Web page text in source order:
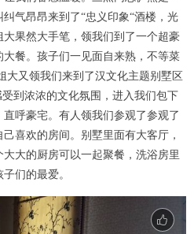
气昂昂来到了“忠义印象“酒楼，光
果然大手笔，领我们到了一个超豪
餐。孩子们一见面自来熟，不等菜
大又领我们来到了汉文化主题别墅区
到浓浓的文化氛围，进入我们包下
呼豪宅。有人领我们参观了参观了
喜欢的房间。别墅里面有大客厅，
大的厨房可以一起聚餐，洗浴房里
们的最爱。